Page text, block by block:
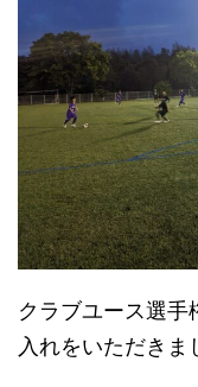
クラブユース選手
入れをいただきま